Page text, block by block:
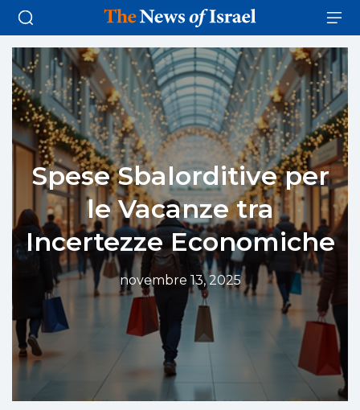
Spese Sbalorditive per
le Vacanze tra
Incertezze Economiche
novembre 13, 2025